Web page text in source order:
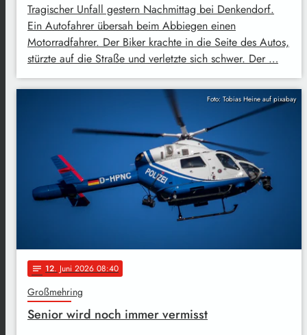
Tragischer Unfall gestern Nachmittag bei Denkendorf.
Ein Autofahrer übersah beim Abbiegen einen
Motorradfahrer. Der Biker krachte in die Seite des Autos,
stürzte auf die Straße und verletzte sich schwer. Der …
Foto: Tobias Heine auf pixabay
notes 12. Juni 2026 08:40
Großmehring
Senior wird noch immer vermisst